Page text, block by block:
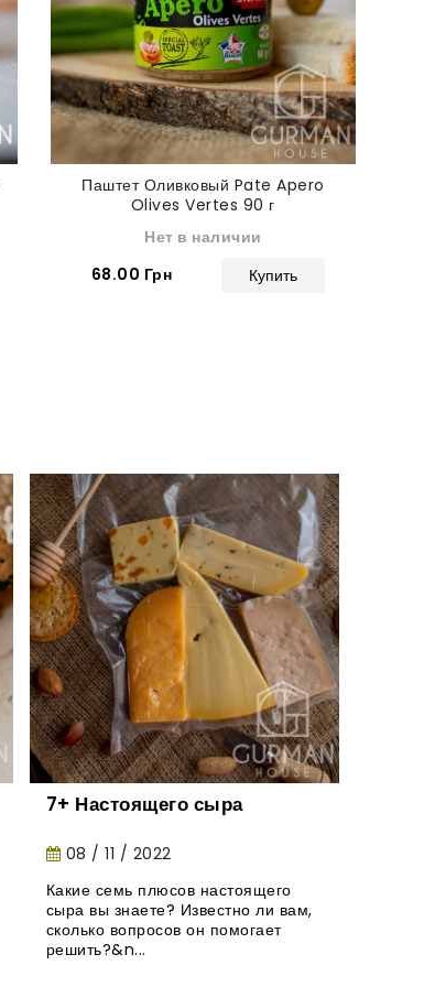
Паштет Оливковый Pate Apero
Olives Vertes 90 г
Нет в наличии
68.00 Грн
Купить
7+ Настоящего сыра
08 / 11 / 2022
Какие семь плюсов настоящего
сыра вы знаете? Известно ли вам,
сколько вопросов он помогает
решить?&n...